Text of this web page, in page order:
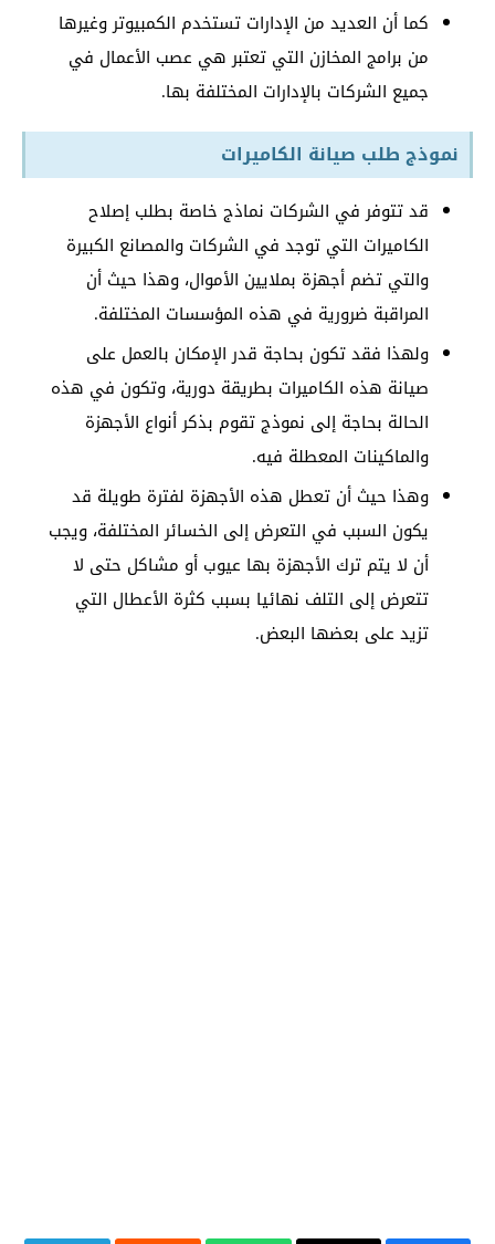
كما أن العديد من الإدارات تستخدم الكمبيوتر وغيرها
من برامج المخازن التي تعتبر هي عصب الأعمال في
جميع الشركات بالإدارات المختلفة بها.
نموذج طلب صيانة الكاميرات
قد تتوفر في الشركات نماذج خاصة بطلب إصلاح
الكاميرات التي توجد في الشركات والمصانع الكبيرة
والتي تضم أجهزة بملايين الأموال، وهذا حيث أن
المراقبة ضرورية في هذه المؤسسات المختلفة.
ولهذا فقد تكون بحاجة قدر الإمكان بالعمل على
صيانة هذه الكاميرات بطريقة دورية، وتكون في هذه
الحالة بحاجة إلى نموذج تقوم بذكر أنواع الأجهزة
والماكينات المعطلة فيه.
وهذا حيث أن تعطل هذه الأجهزة لفترة طويلة قد
يكون السبب في التعرض إلى الخسائر المختلفة، ويجب
أن لا يتم ترك الأجهزة بها عيوب أو مشاكل حتى لا
تتعرض إلى التلف نهائيا بسبب كثرة الأعطال التي
تزيد على بعضها البعض.